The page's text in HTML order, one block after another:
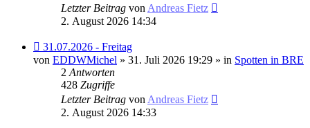
Letzter Beitrag von Andreas Fietz
2. August 2026 14:34
Neuer
Beitrag
31.07.2026 - Freitag
von EDDWMichel » 31. Juli 2026 19:29 » in Spotten in BRE
2 Antworten
428 Zugriffe
Letzter Beitrag von Andreas Fietz
2. August 2026 14:33